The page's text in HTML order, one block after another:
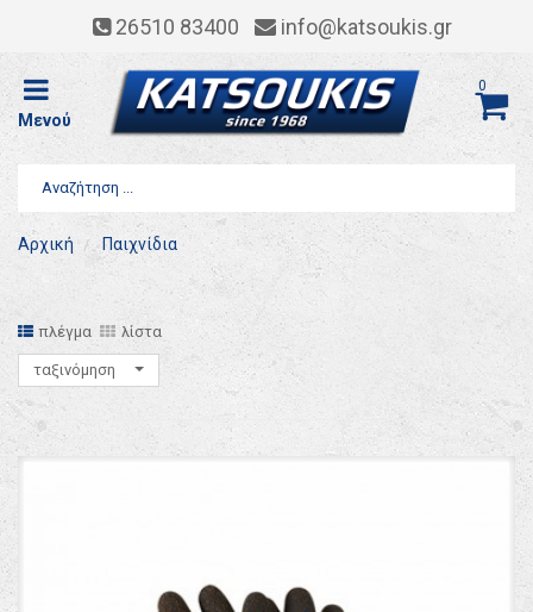
26510 83400 info@katsoukis.gr
Μενού
0
Αρχική Παιχνίδια
πλέγμα λίστα
ταξινόμηση